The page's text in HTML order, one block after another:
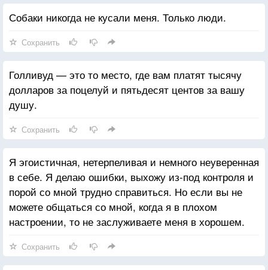
Собаки никогда не кусали меня. Только люди.
Сохранить
Голливуд — это то место, где вам платят тысячу
долларов за поцелуй и пятьдесят центов за вашу
душу.
Сохранить
Я эгоистичная, нетерпеливая и немного неуверенная
в себе. Я делаю ошибки, выхожу из-под контроля и
порой со мной трудно справиться. Но если вы не
можете общаться со мной, когда я в плохом
настроении, то не заслуживаете меня в хорошем.
Сохранить